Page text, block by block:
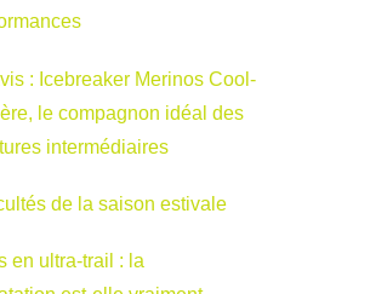
: Icebreaker Merinos Cool-
le compagnon idéal des
intermédiaires
de la saison estivale
en ultra-trail : la